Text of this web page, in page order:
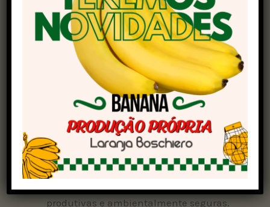
com práticas modernas no campo,
investindo em tecnologias que tornam a
agricultura mais eficiente, sustentável e
alinhada às demandas do futuro.
Anderson Cavenaghi
, professor e doutor
no Mato Grosso, é referência em proteção
de plantas, com pesquisas voltadas ao
controle eficaz de plantas daninhas e ao
uso responsável de herbicidas,
produtivas e ambientalmente seguras.